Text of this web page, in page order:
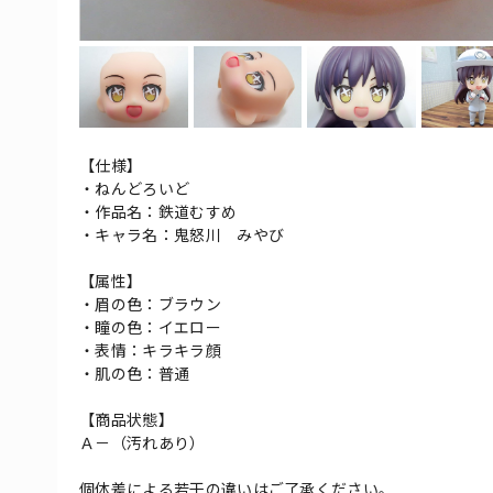
【仕様】
・ねんどろいど
・作品名：鉄道むすめ
・キャラ名：鬼怒川 みやび
【属性】
・眉の色：ブラウン
・瞳の色：イエロー
・表情：キラキラ顔
・肌の色：普通
【商品状態】
Ａ－（汚れあり）
個体差による若干の違いはご了承ください。